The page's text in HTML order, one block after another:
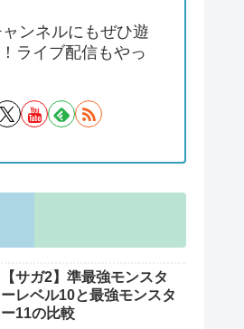
ンネルにもぜひ遊
ライブ配信もやっ
【サガ2】準最強モンスタ
ーレベル10と最強モンスタ
ー11の比較